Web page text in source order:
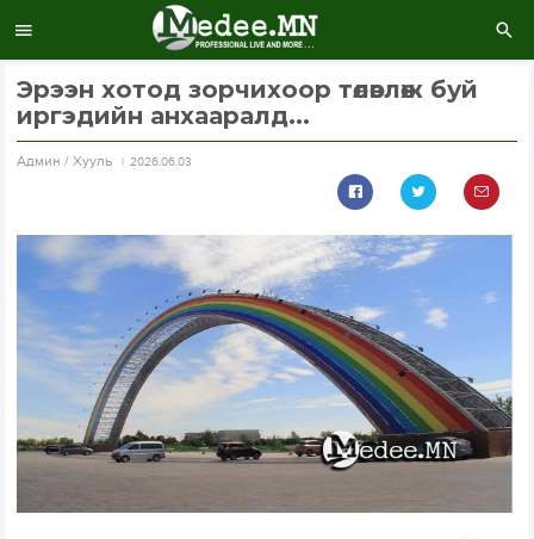
Эрээн хотод зорчихоор төлөвлөж буй
иргэдийн анхааралд...
Aдмин / Хууль 2026.06.03